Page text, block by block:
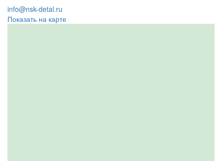
info@nsk-detal.ru
Показать на карте